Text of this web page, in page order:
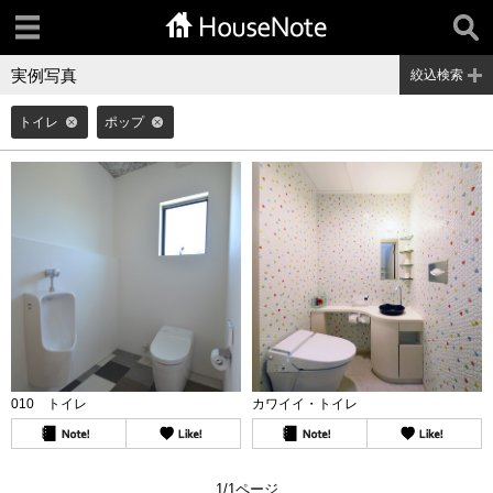
実例写真 絞込検索
トイレ ポップ
010 トイレ カワイイ・トイレ
1/1ページ